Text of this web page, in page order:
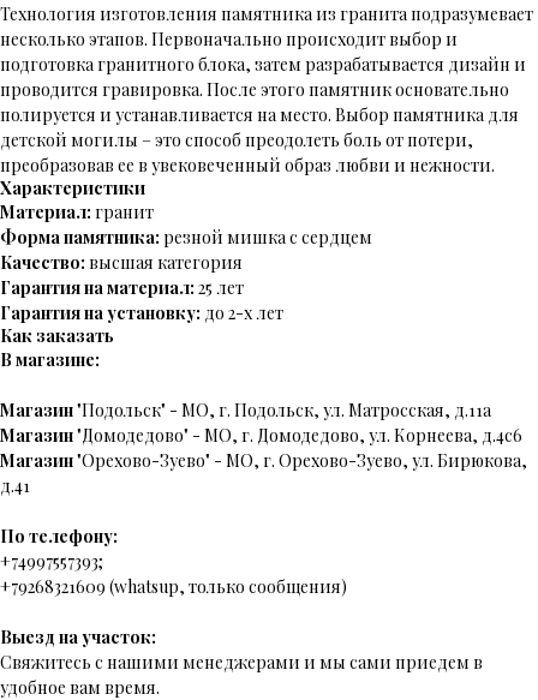
Технология изготовления памятника из гранита подразумевает
несколько этапов. Первоначально происходит выбор и
подготовка гранитного блока, затем разрабатывается дизайн и
проводится гравировка. После этого памятник основательно
полируется и устанавливается на место. Выбор памятника для
детской могилы – это способ преодолеть боль от потери,
преобразовав ее в увековеченный образ любви и нежности.
Характеристики
Материал: гранит
Форма памятника: резной мишка с сердцем
Качество: высшая категория
Гарантия на материал: 25 лет
Гарантия на установку: до 2-х лет
Как заказать
В магазине:
Магазин"Подольск" - МО, г. Подольск, ул. Матросская, д.11а
Магазин"Домодедово" - МО, г. Домодедово, ул. Корнеева, д.4с6
Магазин"Орехово-Зуево" - МО, г. Орехово-Зуево, ул. Бирюкова,
д.41
По телефону:
+74997557393;
+79268321609 (whatsup, только сообщения)
Выезд на участок:
Свяжитесь с нашими менеджерами и мы сами приедем в
удобное вам время.